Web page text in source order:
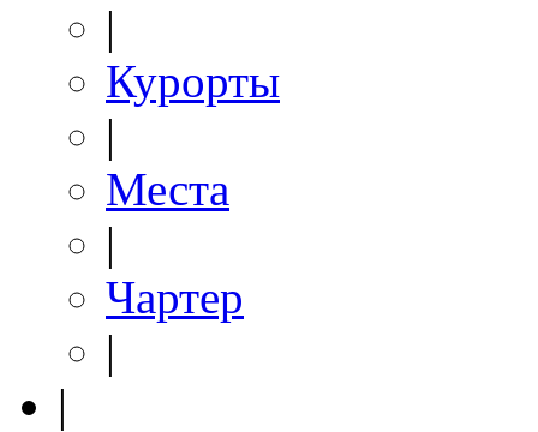
|
Курорты
|
Места
|
Чартер
|
|